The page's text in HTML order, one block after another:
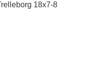
18x7-8